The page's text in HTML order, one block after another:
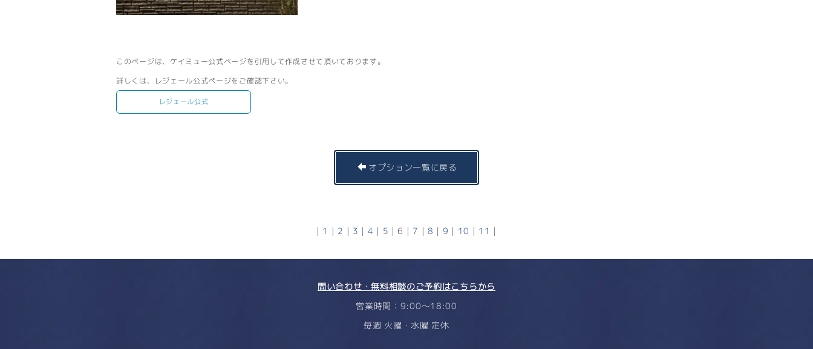
このページは、ケイミュー公式ページを引用して作成させて頂いております。
詳しくは、レジェール公式ページをご確認下さい。
レジェール公式
オプション一覧に戻る
| 1 | 2 | 3 | 4 | 5 | 6 | 7 | 8 | 9 | 10 | 11 |
問い合わせ・無料相談のご予約はこちらから
営業時間：9:00〜18:00
毎週 火曜・水曜 定休